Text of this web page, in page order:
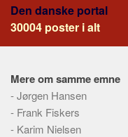
Personer
Steder
Kilder
Om
Webstedet
Forhistorien
Den danske portal
30004 poster i alt
Mere om samme emne
-Jørgen Hansen
- Frank Fiskers
- Karim Nielsen